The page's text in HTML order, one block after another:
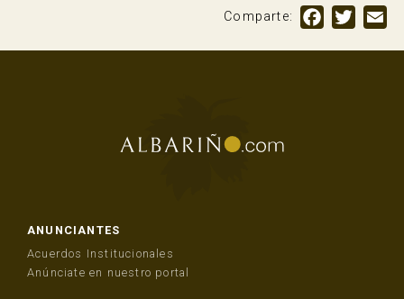
Comparte: Facebook
ANUNCIANTES
Acuerdos Institucionales
Anúnciate en nuestro portal